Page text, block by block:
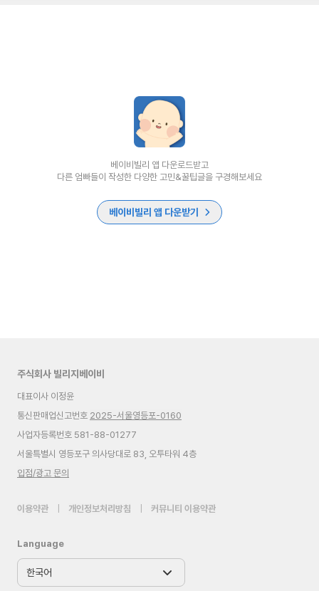
베이비빌리 앱 다운로드받고
다른 엄빠들이 작성한 다양한 고민&꿀팁글을 구경해보세요
베이비빌리 앱 다운받기
주식회사 빌리지베이비
대표이사 이정윤
통신판매업신고번호 2025-서울영등포-0160
사업자등록번호 581-88-01277
서울특별시 영등포구 의사당대로 83, 오투타워 4층
입점/광고 문의
이용약관 개인정보처리방침 커뮤니티 이용약관
Language